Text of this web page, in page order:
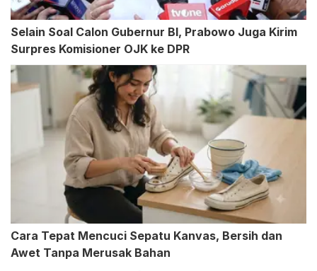
Selain Soal Calon Gubernur BI, Prabowo Juga Kirim
Surpres Komisioner OJK ke DPR
Cara Tepat Mencuci Sepatu Kanvas, Bersih dan
Awet Tanpa Merusak Bahan